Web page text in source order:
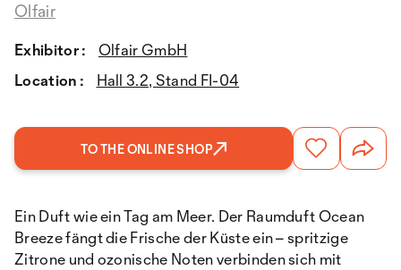
Olfair
Exhibitor :
Olfair GmbH
Location :
Hall 3.2, Stand FI-04
TO THE ONLINE SHOP
Ein Duft wie ein Tag am Meer. Der Raumduft Ocean
Breeze fängt die Frische der Küste ein – spritzige
Zitrone und ozonische Noten verbinden sich mit